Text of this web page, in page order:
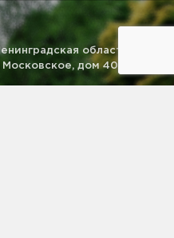
область, г.
Московское, дом 40